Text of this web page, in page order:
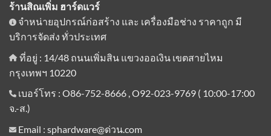
ร้านสิณเพิ่ม ฮาร์ดแวร์
จำหน่ายอุปกรณ์ก่อสร้าง และ เครื่องมือช่าง ราคาถูก มี
บริการจัดส่ง ทั่วประเทศ
ที่อยู่ : 14/48 ถนนเพิ่มสิน แขวงออเงิน เขตสายไหม
กรุงเทพฯ 10220
เบอร์โทร : O86-752-8666 , O92-023-9769 ( 10:00-17:00
จ.-ส.)
Email : sphardware@ด่วน.com